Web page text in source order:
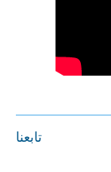
تابعنا